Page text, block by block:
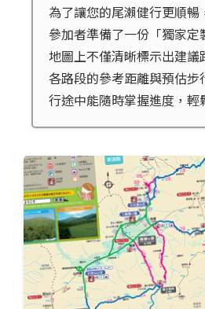
為了讓您的尾瀨健行更順暢
參加者準備了一份「獨家定
地圖上不僅清晰標示出建議
各路段的參考距離與預估步
行途中能隨時掌握進度，輕